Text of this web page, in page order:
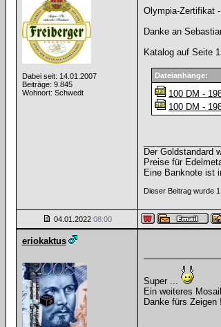
Dabei seit: 14.01.2007
Beiträge: 9.845
Wohnort: Schwedt
Olympia-Zertifikat
Danke an
Katalog auf Seite
Dateianhänge:
100 DM -
100 DM -
Der Goldstandard
Preise für
Eine Banknote ist
Dieser Beitrag wurde
04.01.2022 08:00
eriokaktus
Super ...
Ein weiteres
Danke fürs Zeigen !